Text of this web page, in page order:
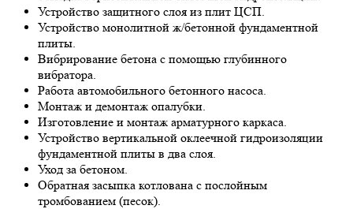
Устройство защитного слоя из плит ЦСП.
Устройство монолитной ж/бетонной фундаментной
плиты.
Вибрирование бетона с помощью глубинного
вибратора.
Работа автомобильного бетонного насоса.
Монтаж и демонтаж опалубки.
Изготовление и монтаж арматурного каркаса.
Устройство вертикальной оклеечной гидроизоляции
фундаментной плиты в два слоя.
Уход за бетоном.
Обратная засыпка котлована с послойным
тромбованием (песок).